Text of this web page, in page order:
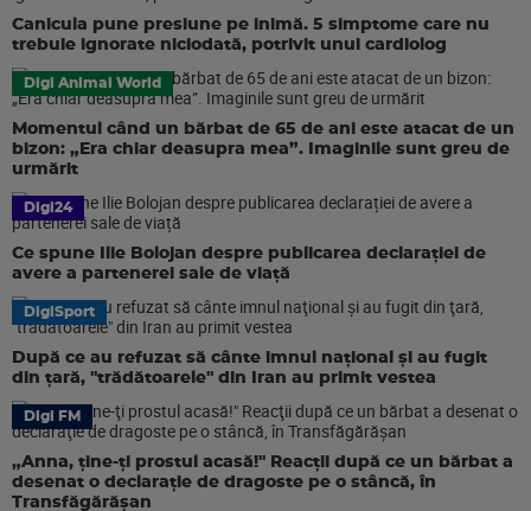
Canicula pune presiune pe inimă. 5 simptome care nu
trebuie ignorate niciodată, potrivit unui cardiolog
Digi Animal World
Momentul când un bărbat de 65 de ani este atacat de un
bizon: „Era chiar deasupra mea”. Imaginile sunt greu de
urmărit
Digi24
Ce spune Ilie Bolojan despre publicarea declarației de
avere a partenerei sale de viață
DigiSport
După ce au refuzat să cânte imnul naţional şi au fugit
din ţară, "trădătoarele" din Iran au primit vestea
Digi FM
„Anna, ţine-ţi prostul acasă!" Reacţii după ce un bărbat a
desenat o declaraţie de dragoste pe o stâncă, în
Transfăgărăşan